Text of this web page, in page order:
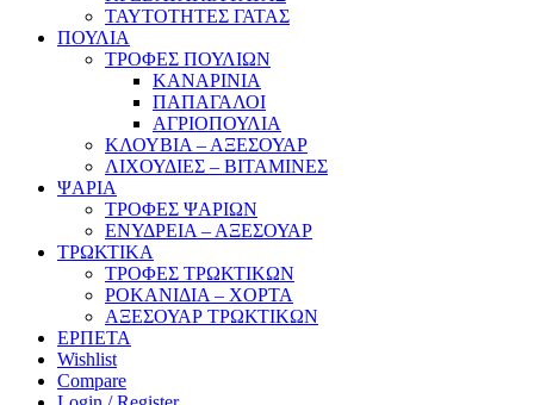
ΤΑΥΤΟΤΗΤΕΣ ΓΑΤΑΣ
ΠΟΥΛΙΑ
ΤΡΟΦΕΣ ΠΟΥΛΙΩΝ
ΚΑΝΑΡΙΝΙΑ
ΠΑΠΑΓΑΛΟΙ
ΑΓΡΙΟΠΟΥΛΙΑ
ΚΛΟΥΒΙΑ – ΑΞΕΣΟΥΑΡ
ΛΙΧΟΥΔΙΕΣ – ΒΙΤΑΜΙΝΕΣ
ΨΑΡΙΑ
ΤΡΟΦΕΣ ΨΑΡΙΩΝ
ΕΝΥΔΡΕΙΑ – ΑΞΕΣΟΥΑΡ
ΤΡΩΚΤΙΚΑ
ΤΡΟΦΕΣ ΤΡΩΚΤΙΚΩΝ
ΡΟΚΑΝΙΔΙΑ – ΧΟΡΤΑ
ΑΞΕΣΟΥΑΡ ΤΡΩΚΤΙΚΩΝ
ΕΡΠΕΤΑ
Wishlist
Compare